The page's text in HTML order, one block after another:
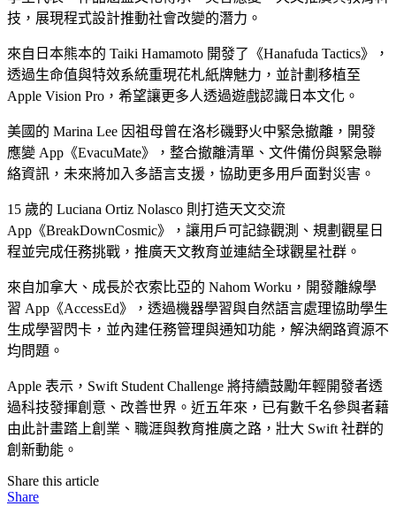
技，展現程式設計推動社會改變的潛力。
來自日本熊本的 Taiki Hamamoto 開發了《Hanafuda Tactics》，
透過生命值與特效系統重現花札紙牌魅力，並計劃移植至
Apple Vision Pro，希望讓更多人透過遊戲認識日本文化。
美國的 Marina Lee 因祖母曾在洛杉磯野火中緊急撤離，開發
應變 App《EvacuMate》，整合撤離清單、文件備份與緊急聯
絡資訊，未來將加入多語言支援，協助更多用戶面對災害。
15 歲的 Luciana Ortiz Nolasco 則打造天文交流
App《BreakDownCosmic》，讓用戶可記錄觀測、規劃觀星日
程並完成任務挑戰，推廣天文教育並連結全球觀星社群。
來自加拿大、成長於衣索比亞的 Nahom Worku，開發離線學
習 App《AccessEd》，透過機器學習與自然語言處理協助學生
生成學習閃卡，並內建任務管理與通知功能，解決網路資源不
均問題。
Apple 表示，Swift Student Challenge 將持續鼓勵年輕開發者透
過科技發揮創意、改善世界。近五年來，已有數千名參與者藉
由此計畫踏上創業、職涯與教育推廣之路，壯大 Swift 社群的
創新動能。
Share this article
Share